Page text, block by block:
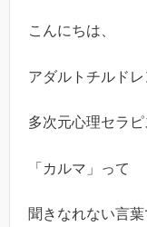
こんにちは、
アダルトチルド
多次元心理セラピ
「カルマ」って
聞きなれない言葉